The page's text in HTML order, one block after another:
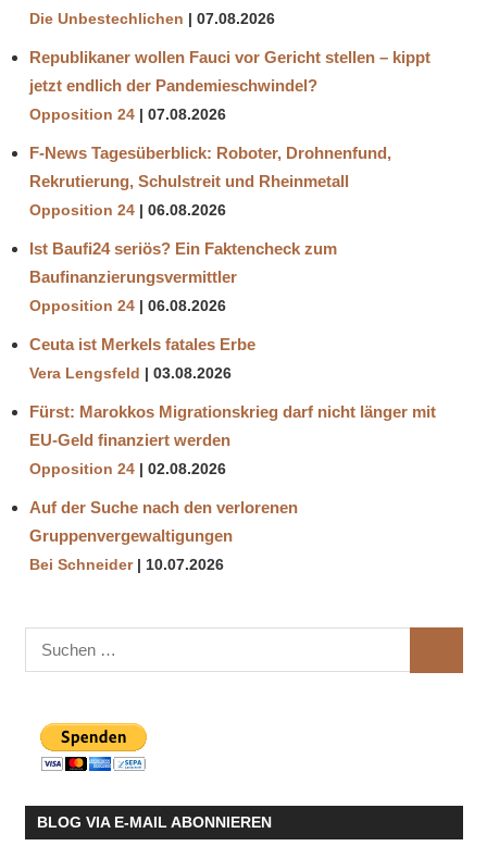
Die Unbestechlichen 07.08.2026
Republikaner wollen Fauci vor Gericht stellen – kippt
jetzt endlich der Pandemieschwindel?
Opposition 24 07.08.2026
F-News Tagesüberblick: Roboter, Drohnenfund,
Rekrutierung, Schulstreit und Rheinmetall
Opposition 24 06.08.2026
Ist Baufi24 seriös? Ein Faktencheck zum
Baufinanzierungsvermittler
Opposition 24 06.08.2026
Ceuta ist Merkels fatales Erbe
Vera Lengsfeld 03.08.2026
Fürst: Marokkos Migrationskrieg darf nicht länger mit
EU-Geld finanziert werden
Opposition 24 02.08.2026
Auf der Suche nach den verlorenen
Gruppenvergewaltigungen
Bei Schneider 10.07.2026
Suchen
nach:
BLOG VIA E-MAIL ABONNIEREN